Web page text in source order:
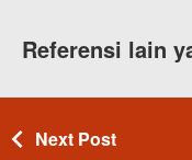
Referensi lain
Next Post